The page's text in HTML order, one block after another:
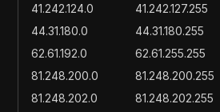
41.242.124.0
41.242.127.255
44.31.180.0
44.31.180.255
62.61.192.0
62.61.255.255
81.248.200.0
81.248.200.255
81.248.202.0
81.248.202.255